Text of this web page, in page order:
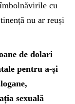
cu
nu ar reuși
de dolari
pentru a-și
sexuală